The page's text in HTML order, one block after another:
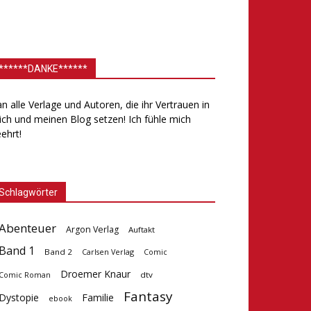
alle Verlage und Autoren, die ihr Vertrauen in
und meinen Blog setzen! Ich fühle mich
Argon Verlag Auftakt
Band 1 Band 2 Carlsen Verlag Comic
Comic Roman Droemer Knaur dtv
Dystopie ebook Familie Fantasy